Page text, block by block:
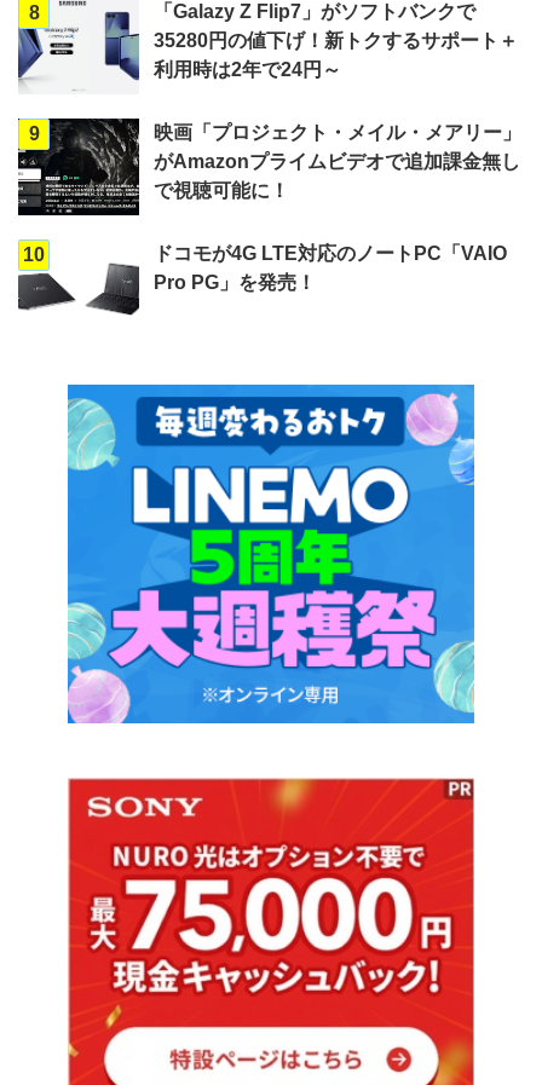
8
「Galazy Z Flip7」がソフトバンクで
35280円の値下げ！新トクするサポート＋
利用時は2年で24円～
9
映画「プロジェクト・メイル・メアリー」
がAmazonプライムビデオで追加課金無し
で視聴可能に！
10
ドコモが4G LTE対応のノートPC「VAIO
Pro PG」を発売！